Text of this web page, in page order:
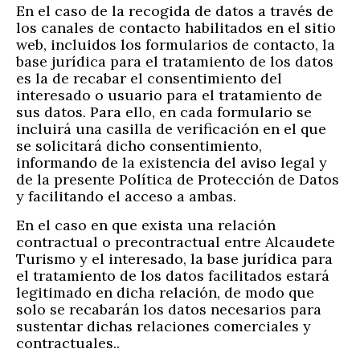
En el caso de la recogida de datos a través de
los canales de contacto habilitados en el sitio
web, incluidos los formularios de contacto, la
base jurídica para el tratamiento de los datos
es la de recabar el consentimiento del
interesado o usuario para el tratamiento de
sus datos. Para ello, en cada formulario se
incluirá una casilla de verificación en el que
se solicitará dicho consentimiento,
informando de la existencia del aviso legal y
de la presente Política de Protección de Datos
y facilitando el acceso a ambas.
En el caso en que exista una relación
contractual o precontractual entre Alcaudete
Turismo y el interesado, la base jurídica para
el tratamiento de los datos facilitados estará
legitimado en dicha relación, de modo que
solo se recabarán los datos necesarios para
sustentar dichas relaciones comerciales y
contractuales..